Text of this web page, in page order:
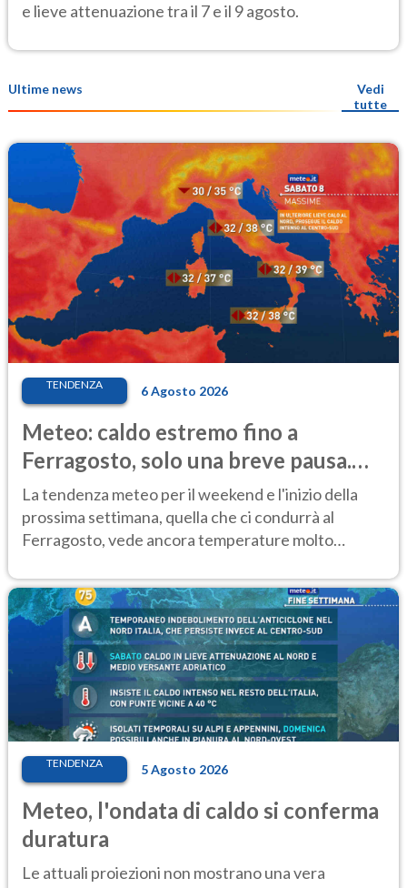
e lieve attenuazione tra il 7 e il 9 agosto.
Ultime news
Vedi
tutte
TENDENZA 6 Agosto 2026
Meteo: caldo estremo fino a
Ferragosto, solo una breve pausa.
Ecco dove
La tendenza meteo per il weekend e l'inizio della
prossima settimana, quella che ci condurrà al
Ferragosto, vede ancora temperature molto
TENDENZA 5 Agosto 2026
Meteo, l'ondata di caldo si conferma
duratura
Le attuali proiezioni non mostrano una vera